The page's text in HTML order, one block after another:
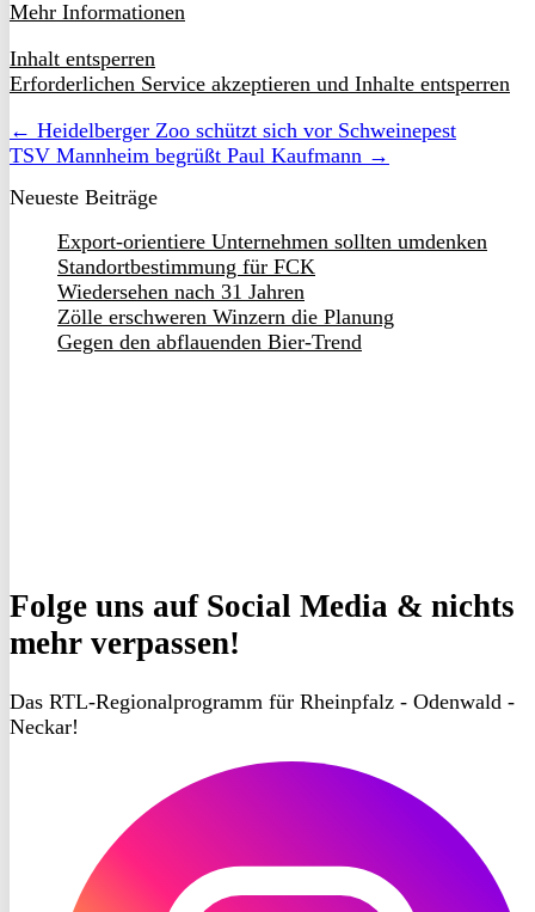
Mehr Informationen
Inhalt entsperren
Erforderlichen Service akzeptieren und Inhalte entsperren
← Heidelberger Zoo schützt sich vor Schweinepest
TSV Mannheim begrüßt Paul Kaufmann →
Neueste Beiträge
Export-orientiere Unternehmen sollten umdenken
Standortbestimmung für FCK
Wiedersehen nach 31 Jahren
Zölle erschweren Winzern die Planung
Gegen den abflauenden Bier-Trend
Folge uns auf Social Media & nichts
mehr verpassen!
Das RTL-Regionalprogramm für Rheinpfalz - Odenwald -
Neckar!
Instagram